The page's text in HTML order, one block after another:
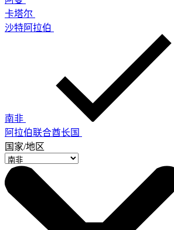
卡塔尔
沙特阿拉伯
南非
阿拉伯联合酋长国
国家/地区